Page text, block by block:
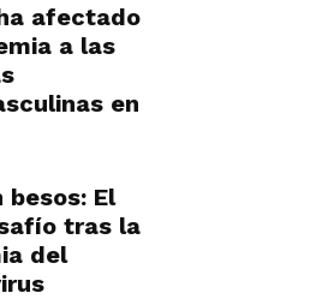
afectado
a las
en
besos: El
tras la
del